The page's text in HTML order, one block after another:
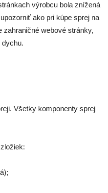
výrobcu bola znížená
ako pri kúpe sprej na
zahraničné webové stránky,
Všetky komponenty sprej